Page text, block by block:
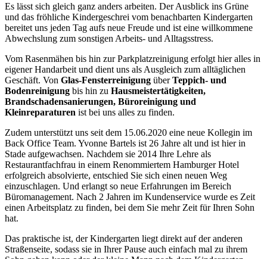
Es lässt sich gleich ganz anders arbeiten. Der Ausblick ins Grüne
und das fröhliche Kindergeschrei vom benachbarten Kindergarten
bereitet uns jeden Tag aufs neue Freude und ist eine willkommene
Abwechslung zum sonstigen Arbeits- und Alltagsstress.
Vom Rasenmähen bis hin zur Parkplatzreinigung erfolgt hier alles in
eigener Handarbeit und dient uns als Ausgleich zum alltäglichen
Geschäft. Von Glas-Fensterreinigung überTeppich- und
Bodenreinigung bis hin zu Hausmeistertätigkeiten,
Brandschadensanierungen, Büroreinigung und
Kleinreparaturen ist bei uns alles zu finden.
Zudem unterstützt uns seit dem 15.06.2020 eine neue Kollegin im
Back Office Team. Yvonne Bartels ist 26 Jahre alt und ist hier in
Stade aufgewachsen. Nachdem sie 2014 Ihre Lehre als
Restaurantfachfrau in einem Renommiertem Hamburger Hotel
erfolgreich absolvierte, entschied Sie sich einen neuen Weg
einzuschlagen. Und erlangt so neue Erfahrungen im Bereich
Büromanagement. Nach 2 Jahren im Kundenservice wurde es Zeit
einen Arbeitsplatz zu finden, bei dem Sie mehr Zeit für Ihren Sohn
hat.
Das praktische ist, der Kindergarten liegt direkt auf der anderen
Straßenseite, sodass sie in Ihrer Pause auch einfach mal zu ihrem